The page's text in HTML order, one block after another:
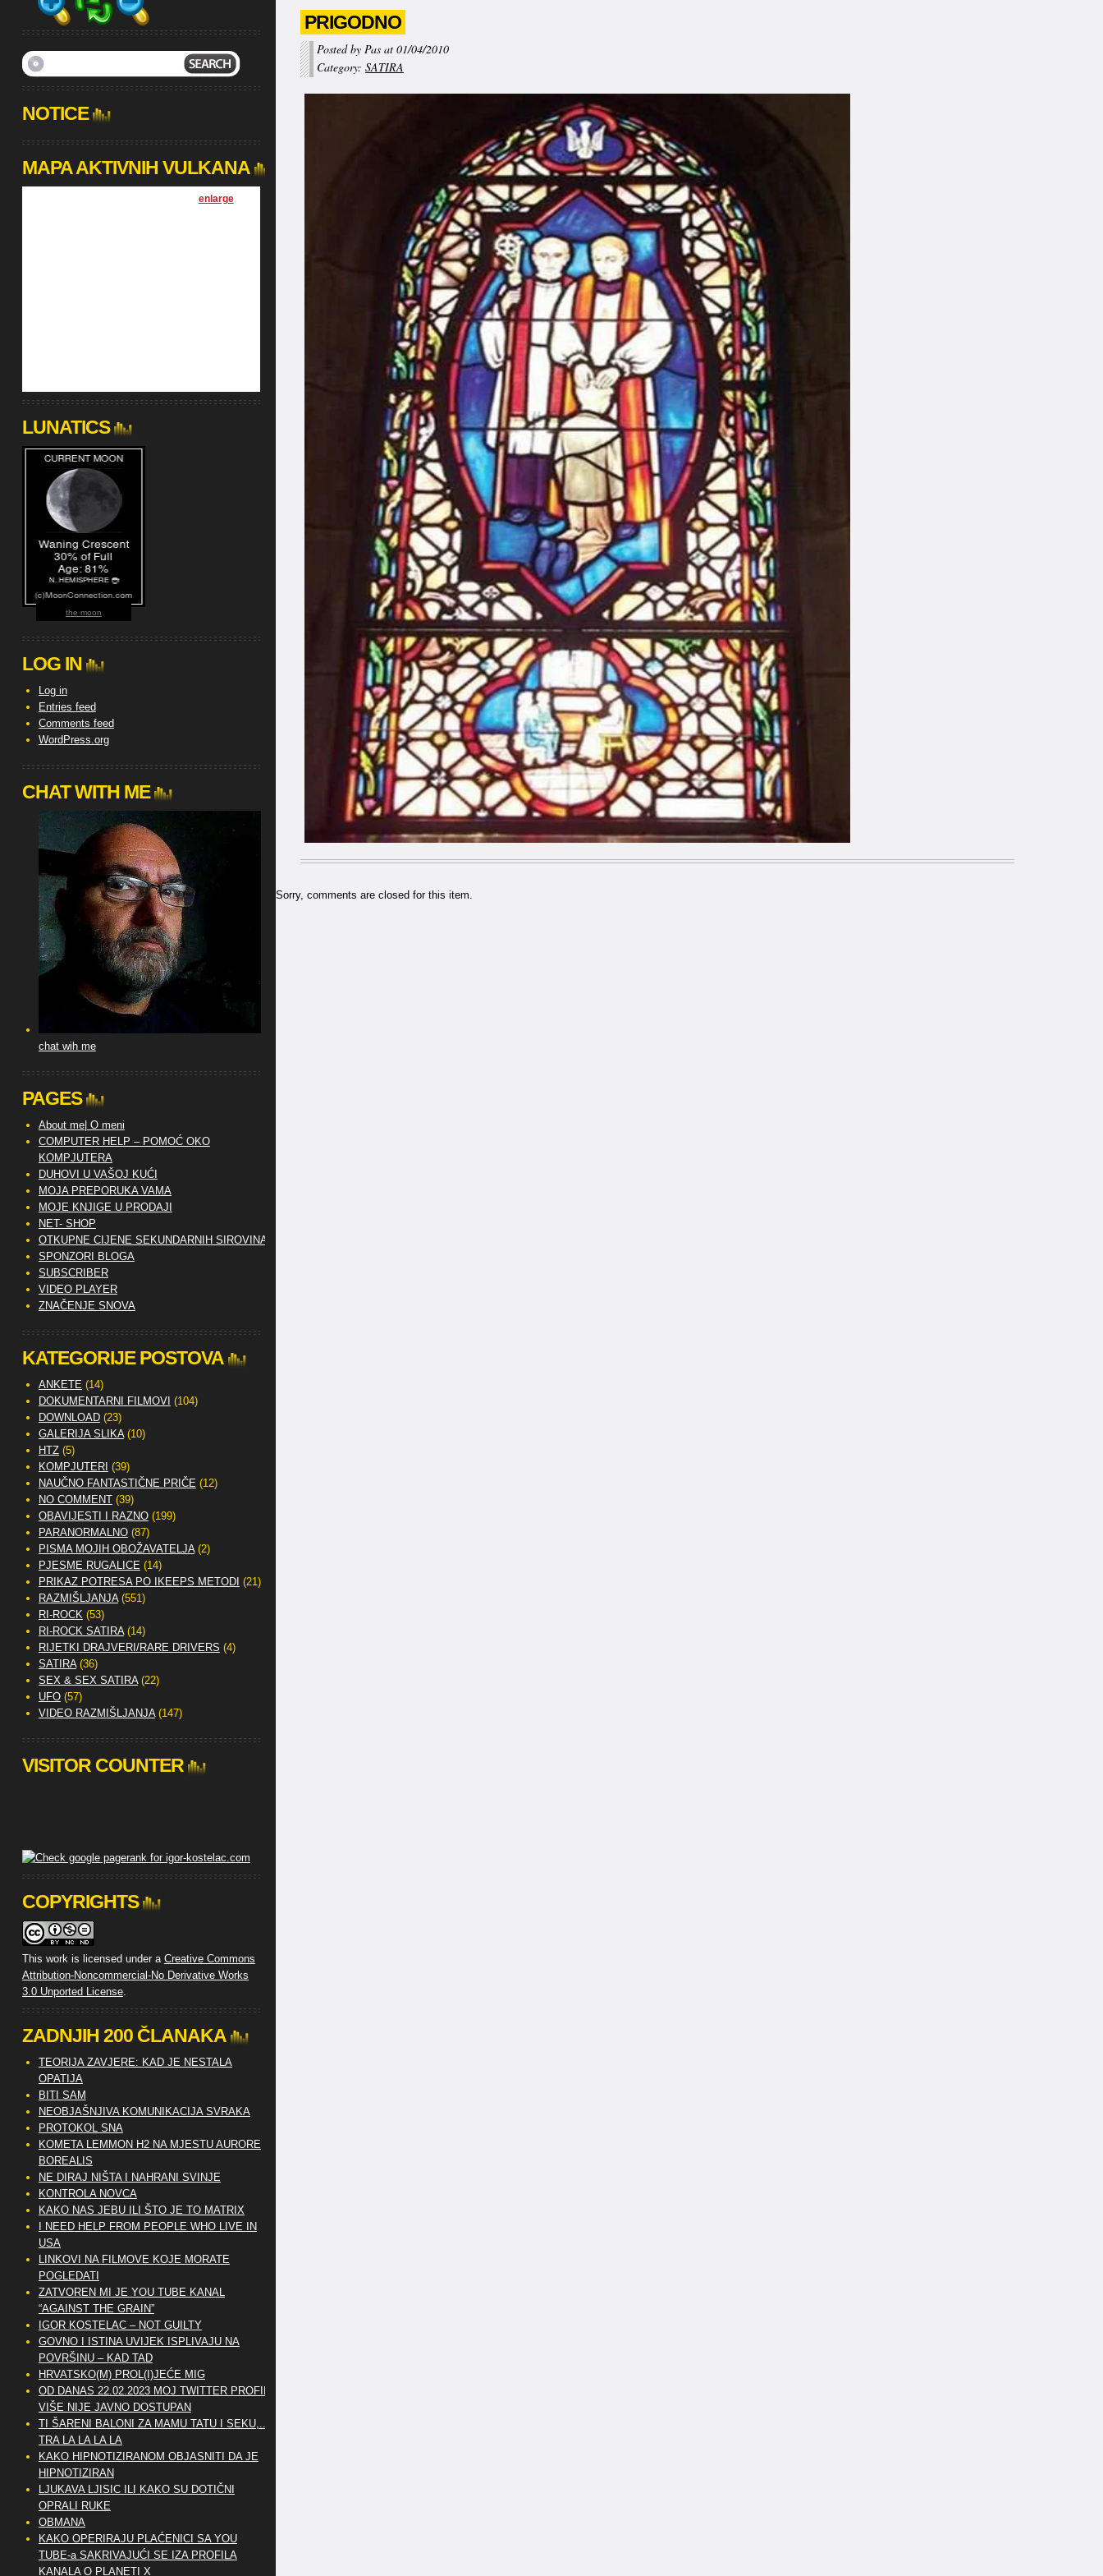
PRIGODNO
Posted by Pas at 01/04/2010
Category: SATIRA
Sorry, comments are closed for this item.
NOTICE
MAPA AKTIVNIH VULKANA
enlarge]
LUNATICS
the moon
LOG IN
Log in
Entries feed
Comments feed
WordPress.org
CHAT WITH ME
chat wih me
PAGES
About me| O meni
COMPUTER HELP – POMOĆ OKO
KOMPJUTERA
DUHOVI U VAŠOJ KUĆI
MOJA PREPORUKA VAMA
MOJE KNJIGE U PRODAJI
NET- SHOP
OTKUPNE CIJENE SEKUNDARNIH SIROVINA
SPONZORI BLOGA
SUBSCRIBER
VIDEO PLAYER
ZNAČENJE SNOVA
KATEGORIJE POSTOVA
ANKETE (14)
DOKUMENTARNI FILMOVI (104)
DOWNLOAD(23)
GALERIJA SLIKA(10)
HTZ(5)
KOMPJUTERI (39)
NAUČNO FANTASTIČNE PRIČE (12)
NO COMMENT(39)
OBAVIJESTI I RAZNO(199)
PARANORMALNO(87)
PISMA MOJIH OBOŽAVATELJA(2)
PJESME RUGALICE (14)
PRIKAZ POTRESA PO IKEEPS METODI (21)
RAZMIŠLJANJA(551)
RI-ROCK(53)
RI-ROCK SATIRA(14)
RIJETKI DRAJVERI/RARE DRIVERS (4)
SATIRA(36)
SEX & SEX SATIRA(22)
UFO(57)
VIDEO RAZMIŠLJANJA(147)
VISITOR COUNTER
COPYRIGHTS
This work is licensed under a Creative Commons
Attribution-Noncommercial-No Derivative Works
3.0 Unported License.
ZADNJIH 200 ČLANAKA
TEORIJA ZAVJERE: KAD JE NESTALA
OPATIJA
BITI SAM
NEOBJAŠNJIVA KOMUNIKACIJA SVRAKA
PROTOKOL SNA
KOMETA LEMMON H2 NA MJESTU AURORE
BOREALIS
NE DIRAJ NIŠTA I NAHRANI SVINJE
KONTROLA NOVCA
KAKO NAS JEBU ILI ŠTO JE TO MATRIX
I NEED HELP FROM PEOPLE WHO LIVE IN
USA
LINKOVI NA FILMOVE KOJE MORATE
POGLEDATI
ZATVOREN MI JE YOU TUBE KANAL
“AGAINST THE GRAIN”
IGOR KOSTELAC – NOT GUILTY
GOVNO I ISTINA UVIJEK ISPLIVAJU NA
POVRŠINU – KAD TAD
HRVATSKO(M) PROL(I)JEĆE MIG
OD DANAS 22.02.2023 MOJ TWITTER PROFIL
VIŠE NIJE JAVNO DOSTUPAN
TI ŠARENI BALONI ZA MAMU TATU I SEKU,..
TRA LA LA LA LA
KAKO HIPNOTIZIRANOM OBJASNITI DA JE
HIPNOTIZIRAN
LJUKAVA LJISIC ILI KAKO SU DOTIČNI
OPRALI RUKE
OBMANA
KAKO OPERIRAJU PLAĆENICI SA YOU
TUBE-a SAKRIVAJUĆI SE IZA PROFILA
KANALA O PLANETI X